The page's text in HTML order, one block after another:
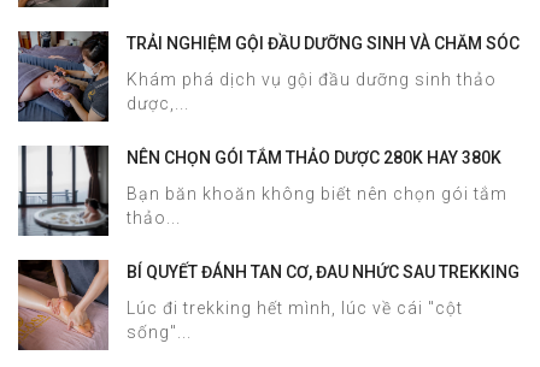
TRẢI NGHIỆM GỘI ĐẦU DƯỠNG SINH VÀ CHĂM SÓC
Khám phá dịch vụ gội đầu dưỡng sinh thảo
dược,...
NÊN CHỌN GÓI TẮM THẢO DƯỢC 280K HAY 380K
Bạn băn khoăn không biết nên chọn gói tắm
thảo...
BÍ QUYẾT ĐÁNH TAN CƠ, ĐAU NHỨC SAU TREKKING
MASSAGE
Lúc đi trekking hết mình, lúc về cái "cột
sống"...